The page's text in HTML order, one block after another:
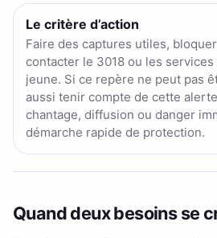
Le critère d’action
Faire des captures utiles,
contacter le 3018 ou les
jeune. Si ce repère ne peut pas
aussi tenir compte de cette
chantage, diffusion ou danger
démarche rapide de protection.
Quand deux besoins se